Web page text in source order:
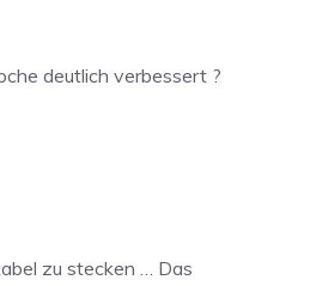
deutlich verbessert ?
zu stecken … Das